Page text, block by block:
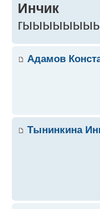
Инчик
Адамов
Тынинкина